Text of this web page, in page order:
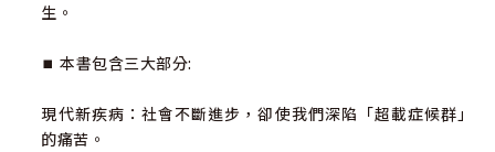
生。
⏹︎ 本書包含三大部分:
現代新疾病：社會不斷進步，卻使我們深陷「超載症候群」
的痛苦。